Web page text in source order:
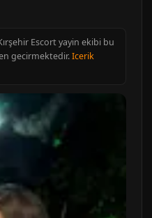
Escort yayin ekibi bu
gecirmektedir.Icerik